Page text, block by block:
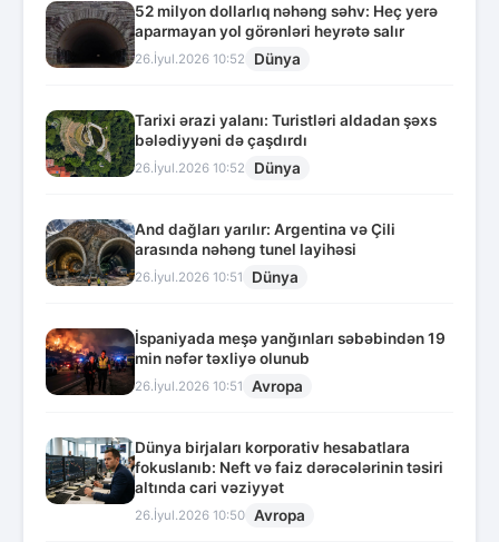
52 milyon dollarlıq nəhəng səhv: Heç yerə
aparmayan yol görənləri heyrətə salır
26.İyul.2026 10:52 Dünya
Tarixi ərazi yalanı: Turistləri aldadan şəxs
bələdiyyəni də çaşdırdı
26.İyul.2026 10:52 Dünya
And dağları yarılır: Argentina və Çili
arasında nəhəng tunel layihəsi
26.İyul.2026 10:51 Dünya
İspaniyada meşə yanğınları səbəbindən 19
min nəfər təxliyə olunub
26.İyul.2026 10:51 Avropa
Dünya birjaları korporativ hesabatlara
fokuslanıb: Neft və faiz dərəcələrinin təsiri
altında cari vəziyyət
26.İyul.2026 10:50 Avropa